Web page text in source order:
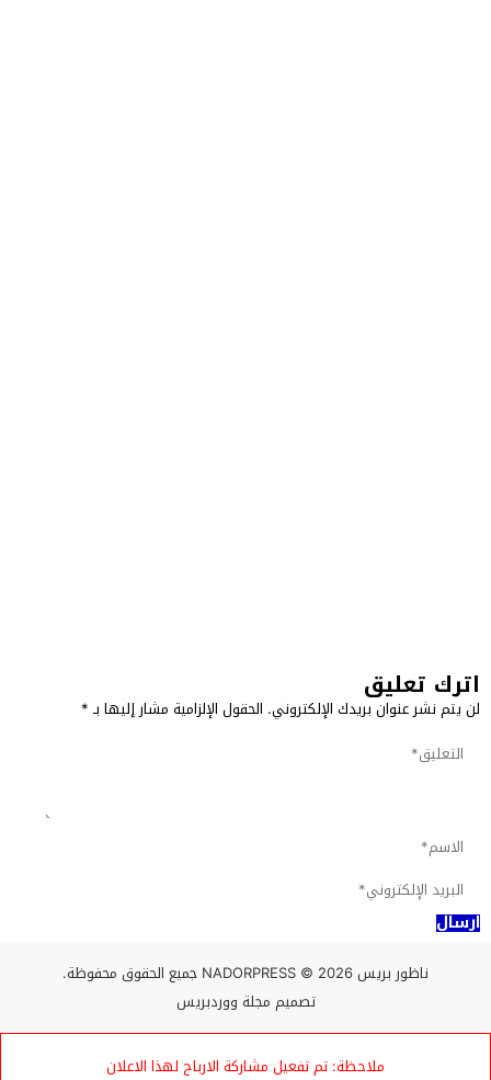
اترك تعليق
لن يتم نشر عنوان بريدك الإلكتروني. الحقول الإلزامية مشار إليها بـ*
ناظور بريس NADORPRESS© 2026 جميع الحقوق محفوظة.
تصميم مجلة ووردبريس
ملاحظة: تم تفعيل مشاركة الارباح لهذا الاعلان